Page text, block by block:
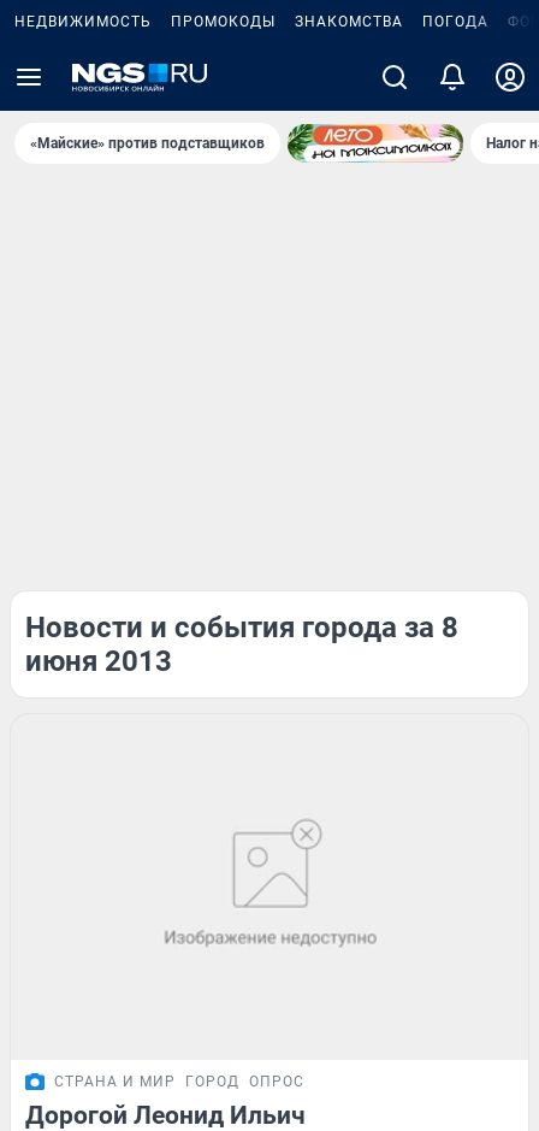
НЕДВИЖИМОСТЬ ПРОМОКОДЫ ЗНАКОМСТВА ПОГОДА
«Майские» против подставщиков Налог
Новости и события города за 8
июня 2013
СТРАНА И МИР ГОРОД ОПРОС
Дорогой Леонид Ильич